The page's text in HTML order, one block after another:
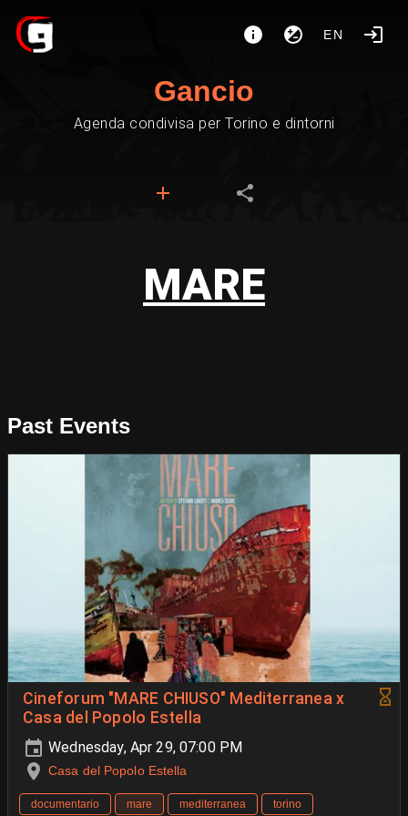
EN
Gancio
Agenda condivisa per Torino e dintorni
MARE
Past Events
Cineforum "MARE CHIUSO" Mediterranea x
Casa del Popolo Estella
Wednesday, Apr 29, 07:00 PM
Casa del Popolo Estella
documentario mare mediterranea torino